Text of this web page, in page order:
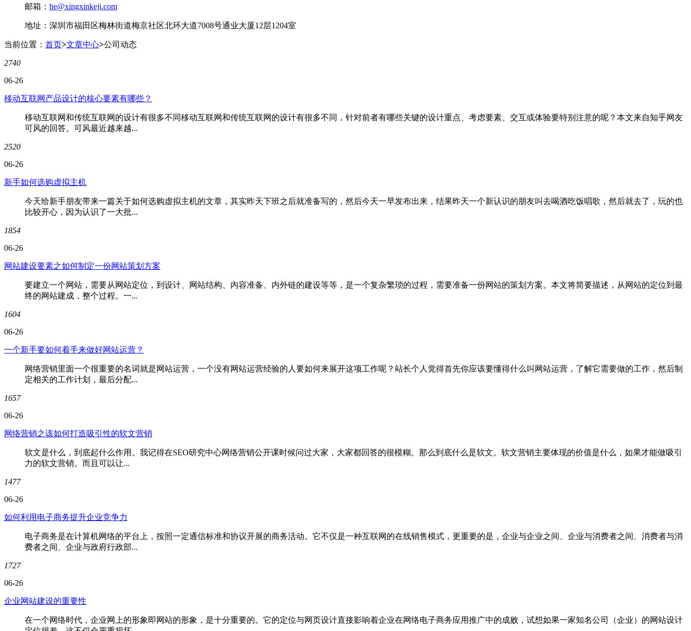
邮箱： he@xingxinkeji.com
地址：深圳市福田区梅林街道梅京社区北环大道7008号通业大厦12层1204室
当前位置： 首页>文章中心>公司动态
2740
06-26
移动互联网产品设计的核心要素有哪些？
移动互联网和传统互联网的设计有很多不同移动互联网和传统互联网的设计有很多不同，针对前者有哪些关键的设计重点、考虑要素、交互或体验要特别注意的呢？本文来自知乎网友
可风的回答。可风最近越来越...
2520
06-26
新手如何选购虚拟主机
今天给新手朋友带来一篇关于如何选购虚拟主机的文章，其实昨天下班之后就准备写的，然后今天一早发布出来，结果昨天一个新认识的朋友叫去喝酒吃饭唱歌，然后就去了，玩的也
比较开心，因为认识了一大批...
1854
06-26
网站建设要素之如何制定一份网站策划方案
要建立一个网站，需要从网站定位，到设计、网站结构、内容准备、内外链的建设等等，是一个复杂繁琐的过程，需要准备一份网站的策划方案。本文将简要描述，从网站的定位到最
终的网站建成，整个过程。一...
1604
06-26
一个新手要如何着手来做好网站运营？
网络营销里面一个很重要的名词就是网站运营，一个没有网站运营经验的人要如何来展开这项工作呢？站长个人觉得首先你应该要懂得什么叫网站运营，了解它需要做的工作，然后制
定相关的工作计划，最后分配...
1657
06-26
网络营销之该如何打造吸引性的软文营销
软文是什么，到底起什么作用。我记得在SEO研究中心网络营销公开课时候问过大家，大家都回答的很模糊。那么到底什么是软文。软文营销主要体现的价值是什么，如果才能做吸引
力的软文营销。而且可以让...
1477
06-26
如何利用电子商务提升企业竞争力
电子商务是在计算机网络的平台上，按照一定通信标准和协议开展的商务活动。它不仅是一种互联网的在线销售模式，更重要的是，企业与企业之间、企业与消费者之间、消费者与消
费者之间、企业与政府行政部...
1727
06-26
企业网站建设的重要性
在一个网络时代，企业网上的形象即网站的形象，是十分重要的。它的定位与网页设计直接影响着企业在网络电子商务应用推广中的成败，试想如果一家知名公司（企业）的网站设计